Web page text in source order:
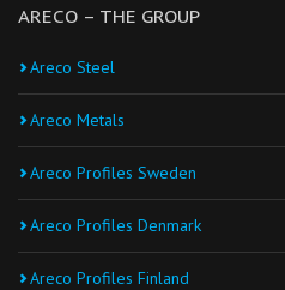
ARECO – THE GROUP
Areco Steel
Areco Metals
Areco Profiles Sweden
Areco Profiles Denmark
Areco Profiles Finland